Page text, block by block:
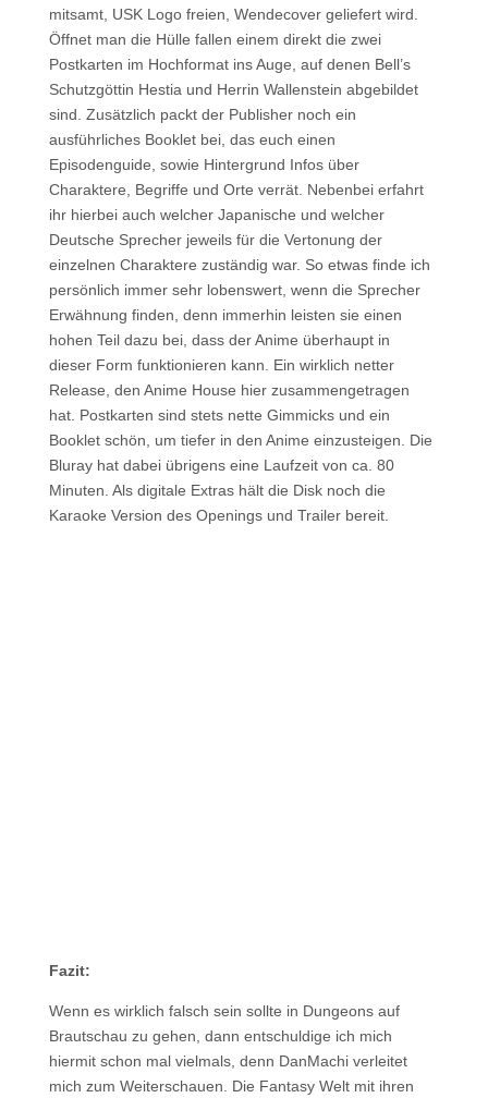
mitsamt, USK Logo freien, Wendecover geliefert wird.
Öffnet man die Hülle fallen einem direkt die zwei
Postkarten im Hochformat ins Auge, auf denen Bell’s
Schutzgöttin Hestia und Herrin Wallenstein abgebildet
sind. Zusätzlich packt der Publisher noch ein
ausführliches Booklet bei, das euch einen
Episodenguide, sowie Hintergrund Infos über
Charaktere, Begriffe und Orte verrät. Nebenbei erfahrt
ihr hierbei auch welcher Japanische und welcher
Deutsche Sprecher jeweils für die Vertonung der
einzelnen Charaktere zuständig war. So etwas finde ich
persönlich immer sehr lobenswert, wenn die Sprecher
Erwähnung finden, denn immerhin leisten sie einen
hohen Teil dazu bei, dass der Anime überhaupt in
dieser Form funktionieren kann. Ein wirklich netter
Release, den Anime House hier zusammengetragen
hat. Postkarten sind stets nette Gimmicks und ein
Booklet schön, um tiefer in den Anime einzusteigen. Die
Bluray hat dabei übrigens eine Laufzeit von ca. 80
Minuten. Als digitale Extras hält die Disk noch die
Karaoke Version des Openings und Trailer bereit.
Fazit:
Wenn es wirklich falsch sein sollte in Dungeons auf
Brautschau zu gehen, dann entschuldige ich mich
hiermit schon mal vielmals, denn DanMachi verleitet
mich zum Weiterschauen. Die Fantasy Welt mit ihren